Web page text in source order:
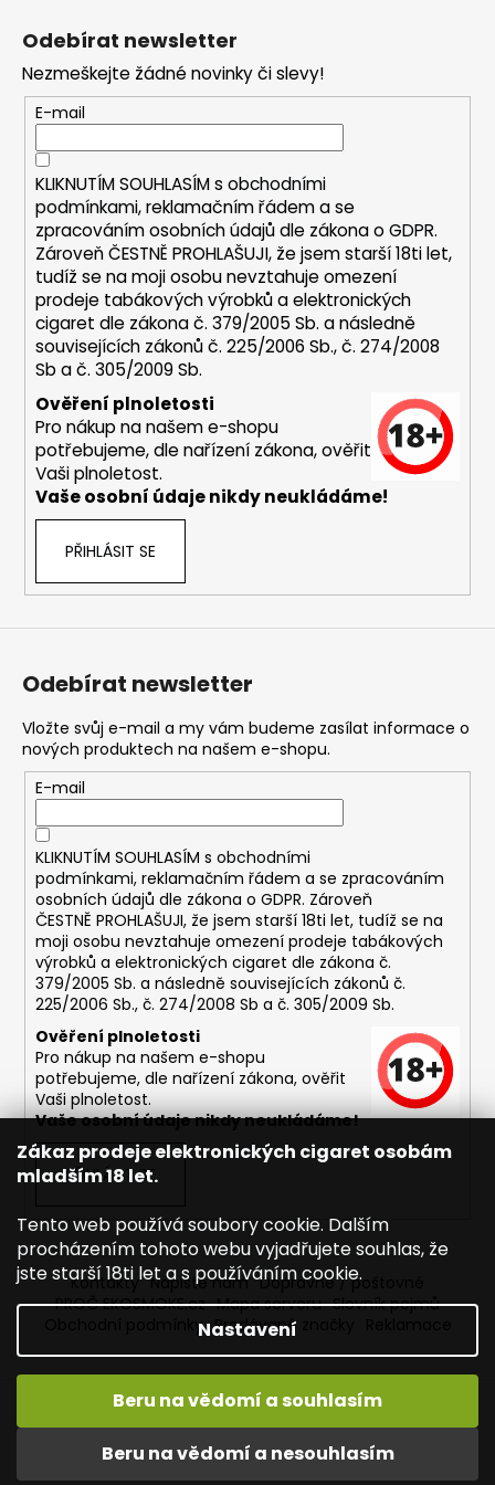
Zákaz prodeje elektronických cigaret osobám
mladším 18 let.
Tento web používá soubory cookie. Dalším
procházením tohoto webu vyjadřujete souhlas, že
jste starší 18ti let a s používáním cookie.
Nastavení
Beru na vědomí a nesouhlasím
Beru na vědomí a souhlasím
a
j
í
?
HLEDAT
D
o
p
o
u
u
m
e
DEKANG
SHIP
10ML
11MG
169
Kč
Původně:
195
Kč
Odebírat newsletter
Nezmeškejte žádné novinky či slevy!
E-mail
KLIKNUTÍM SOUHLASÍM s obchodními
podmínkami,reklamačním řádem a se
zpracováním osobních údajů dle zákona oGDPR.
Zároveň ČESTNĚ PROHLAŠUJI, že jsem starší 18ti let,
tudíž se na moji osobu nevztahuje omezení
prodeje tabákových výrobků a elektronických
cigaret dle zákona č. 379/2005 Sb. a následně
souvisejících zákonů č. 225/2006 Sb., č. 274/2008
Sb a č. 305/2009 Sb.
Ověření plnoletosti
Pro nákup na našem e-shopu
potřebujeme, dle nařízení zákona, ověřit
Vaši plnoletost.
Vaše osobní údaje nikdy neukládáme!
PŘIHLÁSIT SE
Odebírat newsletter
Vložte svůj e-mail a my vám budeme zasílat informace o
nových produktech na našem e-shopu.
E-mail
KLIKNUTÍM SOUHLASÍM s obchodními
podmínkami, reklamačním řádem a se zpracováním
osobních údajů dle zákona o GDPR. Zároveň
ČESTNĚ PROHLAŠUJI, že jsem starší 18ti let, tudíž se na
moji osobu nevztahuje omezení prodeje tabákových
výrobků a elektronických cigaret dle zákona č.
379/2005 Sb. a následně souvisejících zákonů č.
225/2006 Sb., č. 274/2008 Sb a č. 305/2009 Sb.
Ověření plnoletosti
Pro nákup na našem e-shopu
potřebujeme, dle nařízení zákona, ověřit
Vaši plnoletost.
Vaše osobní údaje nikdy neukládáme!
PŘIHLÁSIT SE
Kontakty Napište nám Dopravné / poštovné
PROČ EKOSMOKE.cz Mapa serveru Slovník pojmů
Obchodní podmínky Prodávané značky
Vytvořil Shoptet
Copyright 2026EKOSMOKE - Specialista na e-cigarety.
Všechna práva vyhrazena. Upravit nastavení cookies